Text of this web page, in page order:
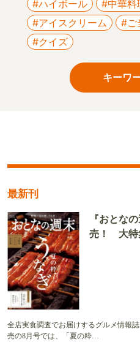
#ハイボール
#中華料
#アイスクリーム
#ご
#クイズ
キーワ
最新刊
『おとな
売！ 大特
全店実食調査でお届けするグルメ情報
売の8月号では、「夏の粋…